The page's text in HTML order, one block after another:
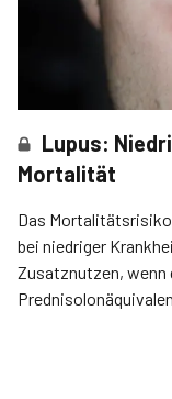
Lupus:
Mortalität
Das
bei niedriger
Zusatznutzen, wenn